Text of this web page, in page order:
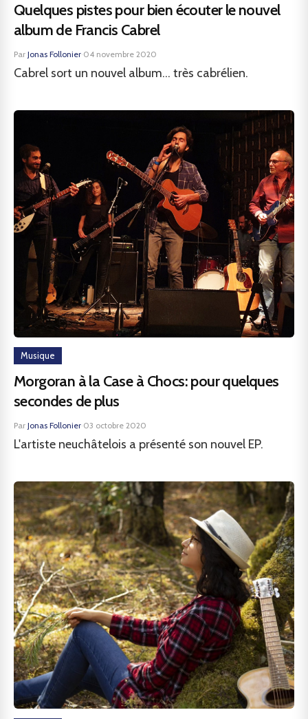
Quelques pistes pour bien écouter le nouvel
album de Francis Cabrel
Par Jonas Follonier·04 novembre 2020
Cabrel sort un nouvel album... très cabrélien.
Musique
Morgoran à la Case à Chocs: pour quelques
secondes de plus
Par Jonas Follonier·03 octobre 2020
L'artiste neuchâtelois a présenté son nouvel EP.